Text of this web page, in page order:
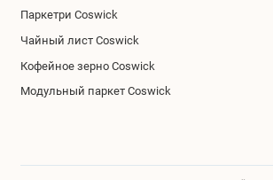
Паркетри Coswick
Чайный лист Coswick
Кофейное зерно Coswick
Модульный паркет Coswick